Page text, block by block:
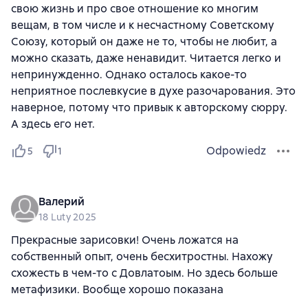
свою жизнь и про свое отношение ко многим
вещам, в том числе и к несчастному Советскому
Союзу, который он даже не то, чтобы не любит, а
можно сказать, даже ненавидит. Читается легко и
непринужденно. Однако осталось какое-то
неприятное послевкусие в духе разочарования. Это
наверное, потому что привык к авторскому сюрру.
А здесь его нет.
5 1 Odpowiedz
Валерий
18 Luty 2025
Прекрасные зарисовки! Очень ложатся на
собственный опыт, очень бесхитростны. Нахожу
схожесть в чем-то с Довлатоым. Но здесь больше
метафизики. Вообще хорошо показана